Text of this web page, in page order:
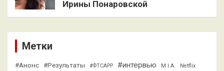
Ирины Понаровской
Метки
#Анонс #Результаты #ФТСАРР #интервью M.I.A. Netflix